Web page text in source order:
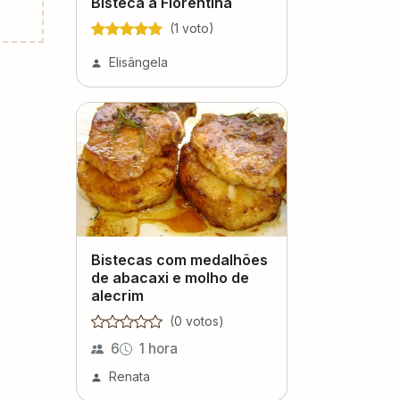
(1 voto)
Elisângela
Bistecas com medalhões
de abacaxi e molho de
alecrim
(0 votos)
6 1 hora
Renata